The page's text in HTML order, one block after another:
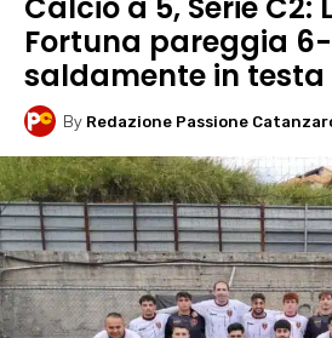
Fortuna pareggia
saldamente in testa
By Redazione Passione